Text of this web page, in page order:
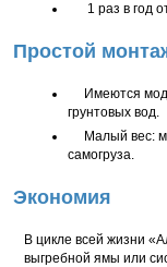
1 раз в год
Простой
Имеются
грунтовых вод.
Малый вес:
самогруза.
Экономия
В цикле всей жизни
выгребной ямы или